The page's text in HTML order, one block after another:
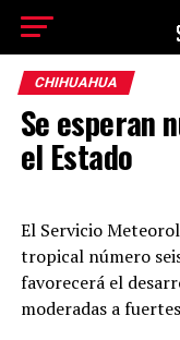
CHIHUAHUA
Se esperan
el Estado
El Servicio
tropical número
favorecerá el
moderadas a